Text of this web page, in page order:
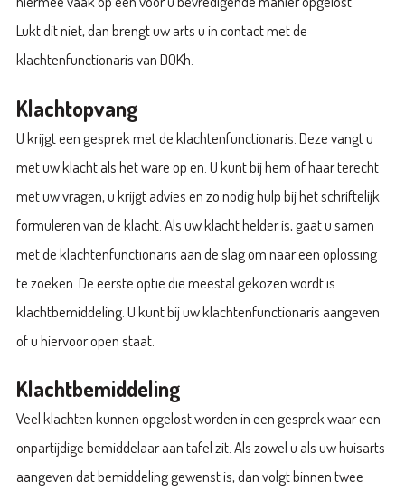
Lukt dit niet, dan brengt uw arts u in contact met de
klachtenfunctionaris van DOKh.
Klachtopvang
U krijgt een gesprek met de klachtenfunctionaris. Deze vangt u
met uw klacht als het ware op en. U kunt bij hem of haar terecht
met uw vragen, u krijgt advies en zo nodig hulp bij het schriftelijk
formuleren van de klacht. Als uw klacht helder is, gaat u samen
met de klachtenfunctionaris aan de slag om naar een oplossing
te zoeken. De eerste optie die meestal gekozen wordt is
klachtbemiddeling. U kunt bij uw klachtenfunctionaris aangeven
of u hiervoor open staat.
Klachtbemiddeling
Veel klachten kunnen opgelost worden in een gesprek waar een
onpartijdige bemiddelaar aan tafel zit. Als zowel u als uw huisarts
aangeven dat bemiddeling gewenst is, dan volgt binnen twee